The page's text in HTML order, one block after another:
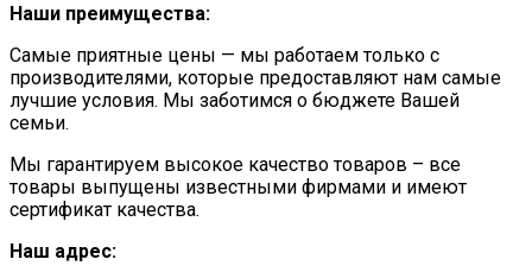
Наши преимущества:
Самые приятные цены — мы работаем только с
производителями, которые предоставляют нам самые
лучшие условия. Мы заботимся о бюджете Вашей
семьи.
Мы гарантируем высокое качество товаров – все
товары выпущены известными фирмами и имеют
сертификат качества.
Наш адрес: